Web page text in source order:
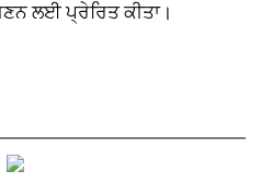
ਲਈ ਪ੍ਰੇਰਿਤ ਕੀਤਾ।